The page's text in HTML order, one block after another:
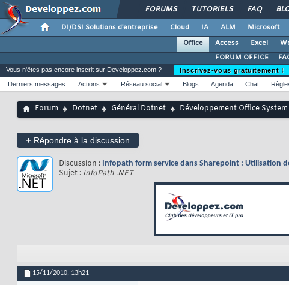
FORUMS TUTORIELS FAQ
DI/DSI Solutions d'entreprise Cloud IA ALM Microsoft
Office
Access Excel
FORUM OFFICE
Vous n'êtes pas encore inscrit sur Developpez.com ?
Inscrivez-vous gratuitement !
Derniers messages
Actions Réseau social Blogs Agenda Chat
Forum Dotnet Général Dotnet Développement Office System
+ Répondre à la discussion
Discussion : Infopath form service dans Sharepoint : Utilisation
Sujet : InfoPath .NET
15/11/2010, 13h21